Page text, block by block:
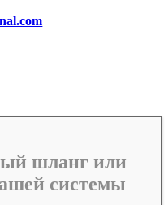
шланг или
системы